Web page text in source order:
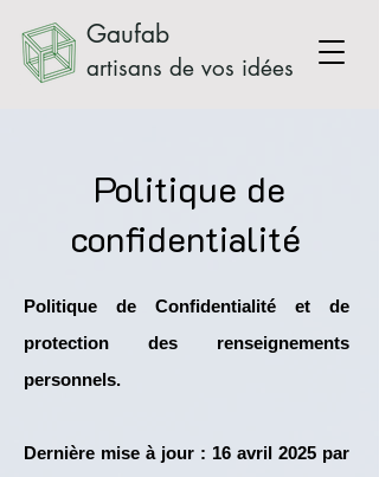
Gaufab
artisans de vos idées
Politique de
confidentialité
Politique de Confidentialité et de
protection des renseignements
personnels.
Dernière mise à jour : 16 avril 2025 par